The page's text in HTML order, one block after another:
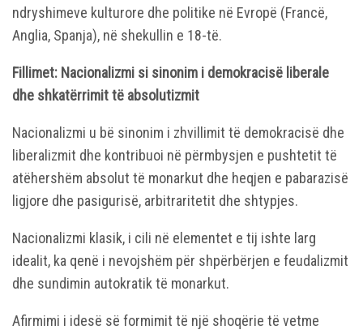
ndryshimeve kulturore dhe politike në Evropë (Francë,
Anglia, Spanja), në shekullin e 18-të.
Fillimet: Nacionalizmi si sinonim i demokracisë liberale
dhe shkatërrimit të absolutizmit
Nacionalizmi u bë sinonim i zhvillimit të demokracisë dhe
liberalizmit dhe kontribuoi në përmbysjen e pushtetit të
atëhershëm absolut të monarkut dhe heqjen e pabarazisë
ligjore dhe pasigurisë, arbitraritetit dhe shtypjes.
Nacionalizmi klasik, i cili në elementet e tij ishte larg
idealit, ka qenë i nevojshëm për shpërbërjen e feudalizmit
dhe sundimin autokratik të monarkut.
Afirmimi i idesë së formimit të një shoqërie të vetme